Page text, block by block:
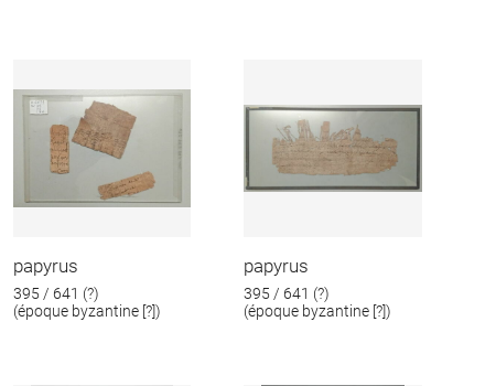
papyrus
395 / 641 (?)
(époque byzantine [?])
papyrus
395 / 641 (?)
(époque byzantine [?])